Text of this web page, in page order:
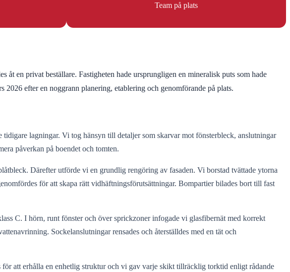
Team på plats
en privat beställare. Fastigheten hade ursprungligen en mineralisk puts som hade
efter en noggrann planering, etablering och genomförande på plats.
lagningar. Vi tog hänsyn till detaljer som skarvar mot fönsterbleck, anslutningar
påverkan på boendet och tomten.
Därefter utförde vi en grundlig rengöring av fasaden. Vi borstad tvättade ytorna
för att skapa rätt vidhäftningsförutsättningar. Bompartier bilades bort till fast
C. I hörn, runt fönster och över sprickzoner infogade vi glasfibernät med korrekt
Sockelanslutningar rensades och återställdes med en tät och
att erhålla en enhetlig struktur och vi gav varje skikt tillräcklig torktid enligt rådande